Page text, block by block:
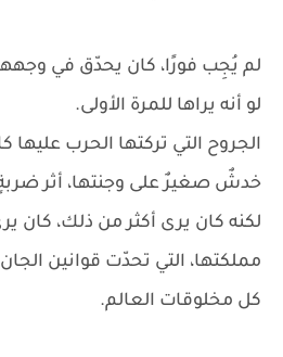
لم يُجِب فورًا، كان يحدّق في
لو أنه يراها للمرة الأولى.
الجروح التي تركتها الحرب عليها
خدشٌ صغيرٌ على وجنتها، أثر
لكنه كان يرى أكثر من ذلك، كان
مملكتها، التي تحدّت قوانين
كل مخلوقات العالم.